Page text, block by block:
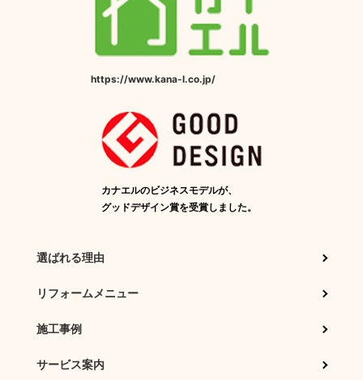
https://www.kana-l.co.jp/
カナエルのビジネスモデルが、
グッドデザイン賞を受賞しました。
選ばれる理由
リフォームメニュー
施工事例
サービス案内